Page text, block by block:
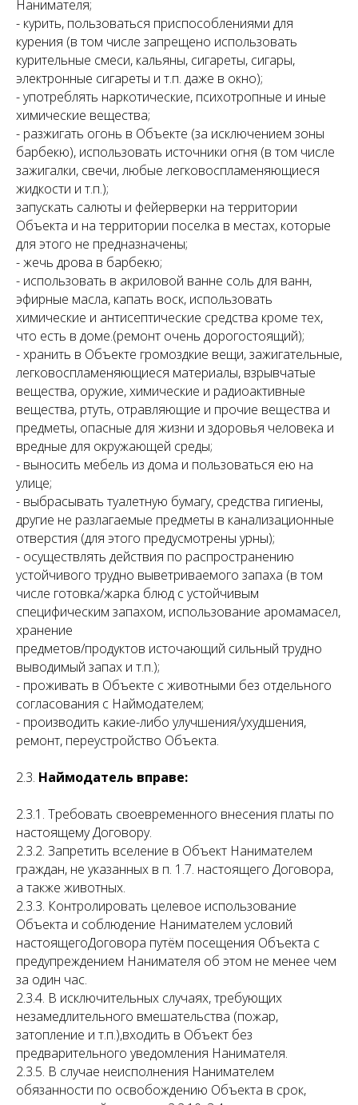
Нанимателя;
- курить, пользоваться приспособлениями для
курения (в том числе запрещено использовать
курительные смеси, кальяны, сигареты, сигары,
электронные сигареты и т.п. даже в окно);
- употреблять наркотические, психотропные и иные
химические вещества;
- разжигать огонь в Объекте (за исключением зоны
барбекю), использовать источники огня (в том числе
зажигалки, свечи, любые легковоспламеняющиеся
жидкости и т.п.);
запускать салюты и фейерверки на территории
Объекта и на территории поселка в местах, которые
для этого не предназначены;
- жечь дрова в барбекю;
- использовать в акриловой ванне соль для ванн,
эфирные масла, капать воск, использовать
химические и антисептические средства кроме тех,
что есть в доме.(ремонт очень дорогостоящий);
- хранить в Объекте громоздкие вещи, зажигательные,
легковоспламеняющиеся материалы, взрывчатые
вещества, оружие, химические и радиоактивные
вещества, ртуть, отравляющие и прочие вещества и
предметы, опасные для жизни и здоровья человека и
вредные для окружающей среды;
- выносить мебель из дома и пользоваться ею на
улице;
- выбрасывать туалетную бумагу, средства гигиены,
другие не разлагаемые предметы в канализационные
отверстия (для этого предусмотрены урны);
- осуществлять действия по распространению
устойчивого трудно выветриваемого запаха (в том
числе готовка/жарка блюд с устойчивым
специфическим запахом, использование аромамасел,
хранение
предметов/продуктов источающий сильный трудно
выводимый запах и т.п.);
- проживать в Объекте с животными без отдельного
согласования с Наймодателем;
- производить какие-либо улучшения/ухудшения,
ремонт, переустройство Объекта.
2.3. Наймодатель вправе:
2.3.1. Требовать своевременного внесения платы по
настоящему Договору.
2.3.2. Запретить вселение в Объект Нанимателем
граждан, не указанных в п. 1.7. настоящего Договора,
а также животных.
2.3.3. Контролировать целевое использование
Объекта и соблюдение Нанимателем условий
настоящегоДоговора путём посещения Объекта с
предупреждением Нанимателя об этом не менее чем
за один час.
2.3.4. В исключительных случаях, требующих
незамедлительного вмешательства (пожар,
затопление и т.п.),входить в Объект без
предварительного уведомления Нанимателя.
2.3.5. В случае неисполнения Нанимателем
обязанности по освобождению Объекта в срок,